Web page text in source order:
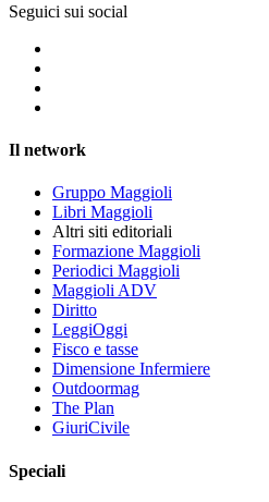
Seguici sui social
Il network
Gruppo Maggioli
Libri Maggioli
Altri siti editoriali
Formazione Maggioli
Periodici Maggioli
Maggioli ADV
Diritto
LeggiOggi
Fisco e tasse
Dimensione Infermiere
Outdoormag
The Plan
GiuriCivile
Speciali